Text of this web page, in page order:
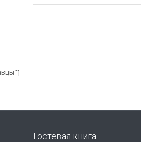
Гостевая книга